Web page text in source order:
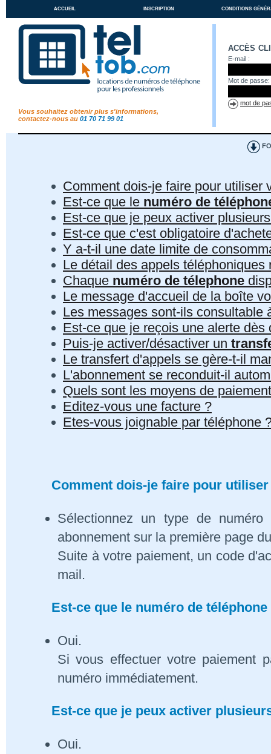
accueil inscription conditions
Vous souhaitez obtenir plus s'informations,
contactez-nous au 01 70 71 99 01
accès
E-mail :
Mot de passe:
mot de
Comment dois-je faire pour utiliser
Est-ce que le numéro de
Est-ce que je peux activer
Est-ce que c'est obligatoire
Y a-t-il une date limite de
Le détail des appels
Chaque numéro de télephone
Le message d'accueil de la boîte
Les messages sont-ils consultable
Est-ce que je reçois une alerte
Puis-je activer/désactiver un
Le transfert d'appels se gère-t-il
L'abonnement se reconduit-il
Quels sont les moyens de
Editez-vous une facture ?
Etes-vous joignable par téléphone
Comment dois-je faire pour
Sélectionnez un type de
abonnement sur la première page
Suite à votre paiement, un code
mail.
Est-ce que le numéro de
Oui.
Si vous effectuer votre paiement
numéro immédiatement.
Est-ce que je peux activer
Oui.